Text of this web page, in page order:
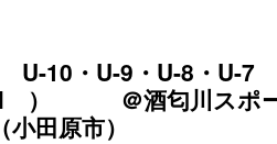
U-10・U-9・U-8・
） ＠酒匂川スポー
原市）